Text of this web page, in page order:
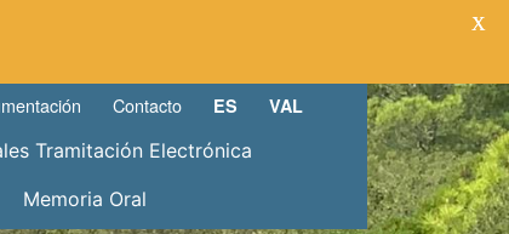
Contacto ES
VAL
Tramitación Electrónica
Memoria Oral
X